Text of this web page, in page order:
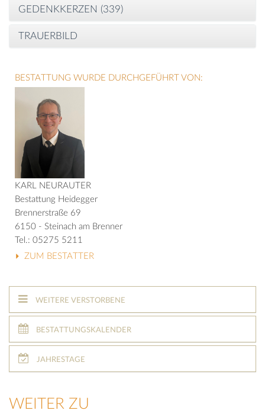
GEDENKKERZEN (339)
TRAUERBILD
BESTATTUNG WURDE DURCHGEFÜHRT VON:
KARL NEURAUTER
Bestattung Heidegger
Brennerstraße 69
6150 - Steinach am Brenner
Tel.: 05275 5211
ZUM BESTATTER
WEITERE VERSTORBENE
BESTATTUNGSKALENDER
JAHRESTAGE
WEITER ZU